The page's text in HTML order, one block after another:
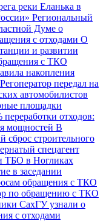
реки Еланька в
Региональный
Думе о
с отходами О
и развитии
с ТКО
накопления
Регоператор передал на
автомобилистов
площадки
переработки отходов:
мощностей В
сброс строительного
спецагент
ТБО в Ногликах
в заседании
обращения с ТКО
по обращению с ТКО
СахГУ узнали о
с отходами